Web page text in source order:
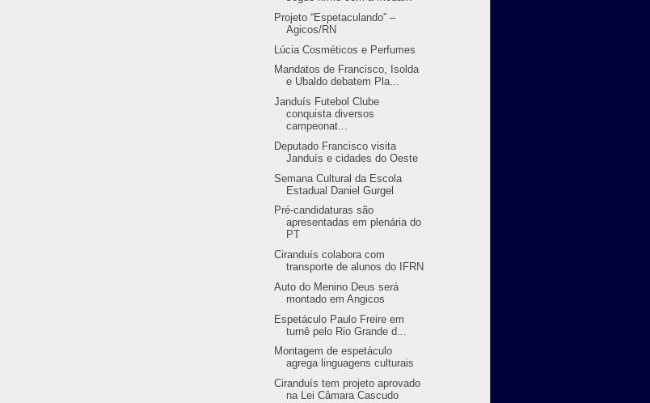
Projeto “Espetaculando” –
Agicos/RN
Lúcia Cosméticos e Perfumes
Mandatos de Francisco, Isolda
e Ubaldo debatem Pla...
Janduís Futebol Clube
conquista diversos
campeonat...
Deputado Francisco visita
Janduís e cidades do Oeste
Semana Cultural da Escola
Estadual Daniel Gurgel
Pré-candidaturas são
apresentadas em plenária do
PT
Ciranduís colabora com
transporte de alunos do IFRN
Auto do Menino Deus será
montado em Angicos
Espetáculo Paulo Freire em
turnê pelo Rio Grande d...
Montagem de espetáculo
agrega linguagens culturais
Ciranduís tem projeto aprovado
na Lei Câmara Cascudo